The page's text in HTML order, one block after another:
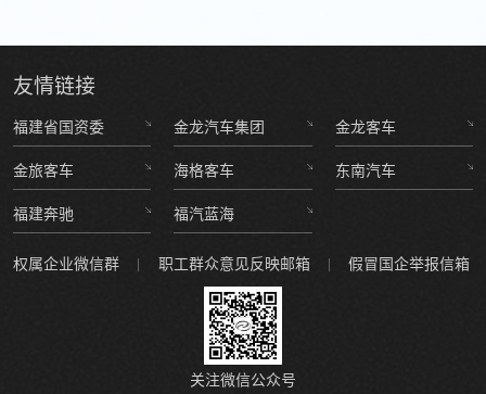
友情链接
福建省国资委 金龙汽车集团 金龙客车
金旅客车 海格客车 东南汽车
福建奔驰 福汽蓝海
权属企业微信群 职工群众意见反映邮箱 假冒国企举报信箱
关注微信公众号